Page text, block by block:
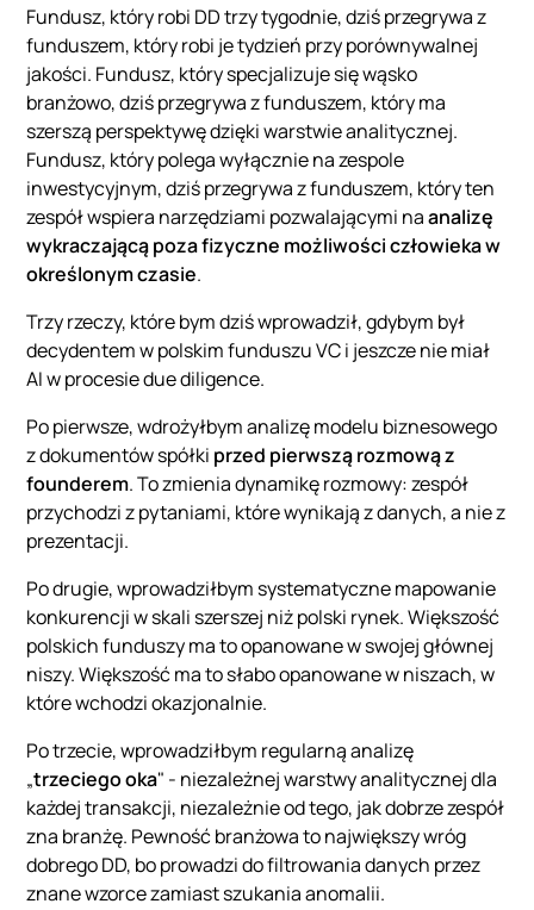
Fundusz, który robi DD trzy tygodnie, dziś przegrywa z
funduszem, który robi je tydzień przy porównywalnej
jakości. Fundusz, który specjalizuje się wąsko
branżowo, dziś przegrywa z funduszem, który ma
szerszą perspektywę dzięki warstwie analitycznej.
Fundusz, który polega wyłącznie na zespole
inwestycyjnym, dziś przegrywa z funduszem, który ten
zespół wspiera narzędziami pozwalającymi naanalizę
wykraczającą poza fizyczne możliwości człowieka w
określonym czasie.
Trzy rzeczy, które bym dziś wprowadził, gdybym był
decydentem w polskim funduszu VC i jeszcze nie miał
AI w procesie due diligence.
Po pierwsze, wdrożyłbym analizę modelu biznesowego
z dokumentów spółki przed pierwszą rozmową z
founderem. To zmienia dynamikę rozmowy: zespół
przychodzi z pytaniami, które wynikają z danych, a nie z
prezentacji.
Po drugie, wprowadziłbym systematyczne mapowanie
konkurencji w skali szerszej niż polski rynek. Większość
polskich funduszy ma to opanowane w swojej głównej
niszy. Większość ma to słabo opanowane w niszach, w
które wchodzi okazjonalnie.
Po trzecie, wprowadziłbym regularną analizę
„trzeciego oka" - niezależnej warstwy analitycznej dla
każdej transakcji, niezależnie od tego, jak dobrze zespół
zna branżę. Pewność branżowa to największy wróg
dobrego DD, bo prowadzi do filtrowania danych przez
znane wzorce zamiast szukania anomalii.